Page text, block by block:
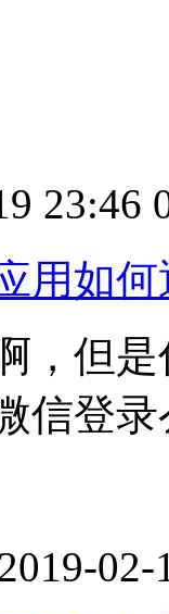
23:46
用如何
，但
信登录
02-